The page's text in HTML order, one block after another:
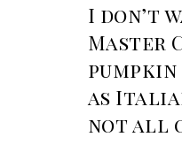
I don’t
Master
pumpkin
as
not all